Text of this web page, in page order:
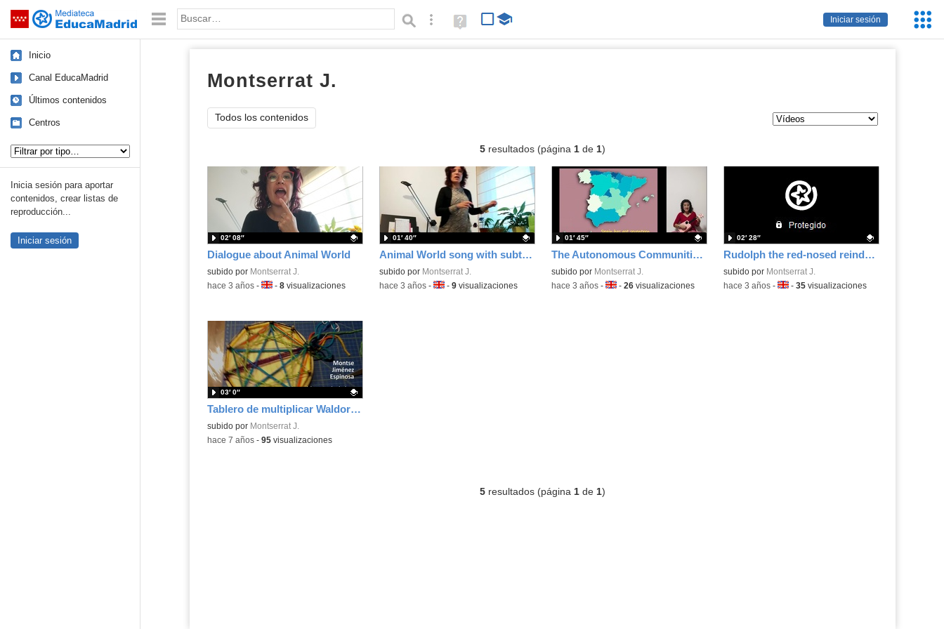
Saltar navegación
Iniciar sesión
Palabra o frase: Búsqueda avanzada
Ayuda
(en
Inicio
Canal EducaMadrid
Últimos contenidos
Centros
Inicia sesión para aportar
contenidos, crear listas de
reproducción...
Iniciar sesión
Montserrat J.
Todos los contenidos
5resultados (página 1de 1)
Dialogue about Animal World
Contenido educativo.
subido por Montserrat J.
02′ 08″
-hace 3 años- Idioma:
- 8visualizaciones
Animal World song with subtitles
Contenido educativo.
subido por Montserrat J.
01′ 40″
-hace 3 años- Idioma:
- 9visualizaciones
The Autonomous Communities of Spain Song with subtitles
Contenido educativo.
subido por Montserrat J.
01′ 45″
-hace 3 años- Idioma:
- 26visualizaciones
Rudolph the red-nosed reindeer
Contenido educativo.
subido por Montserrat J.
02′ 28″
-hace 3 años- Idioma:
- 35visualizaciones
Tablero de multiplicar Waldorf (primaria)
Contenido educativo.
subido por Montserrat J.
03′ 0″
-hace 7 años- 95visualizaciones
5resultados (página 1de 1)